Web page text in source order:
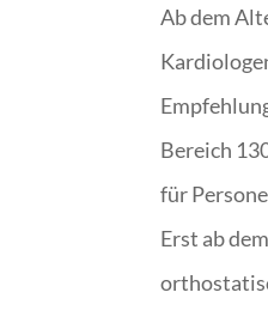
Ab dem
Bereich
für
Erst ab